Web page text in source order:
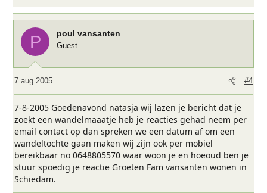
P poul vansanten
Guest
7 aug 2005 #4
7-8-2005 Goedenavond natasja wij lazen je bericht dat je
zoekt een wandelmaaatje heb je reacties gehad neem per
email contact op dan spreken we een datum af om een
wandeltochte gaan maken wij zijn ook per mobiel
bereikbaar no 0648805570 waar woon je en hoeoud ben je
stuur spoedig je reactie Groeten Fam vansanten wonen in
Schiedam.